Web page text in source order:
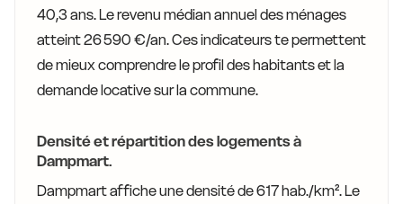
40,3 ans. Le revenu médian annuel des ménages
atteint 26 590 €/an. Ces indicateurs te permettent
de mieux comprendre le profil des habitants et la
demande locative sur la commune.
Densité et répartition des logements à
Dampmart.
Dampmart affiche une densité de 617 hab./km². Le